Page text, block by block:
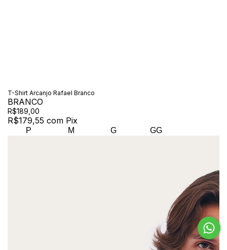
T-Shirt Arcanjo Rafael Branco
BRANCO
R$189,00
R$179,55 com Pix
P M G GG